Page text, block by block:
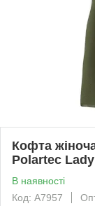
Кофта
Polartec
В наявності
Код: A7957